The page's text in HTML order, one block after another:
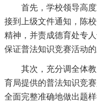
首先，学校领导高
接到上级文件通知，陈
精神，并责成德育处专
保证普法知识竞赛活动的
其次，充分调全体
育局提供的普法知识竞
全面完整准确地做出题